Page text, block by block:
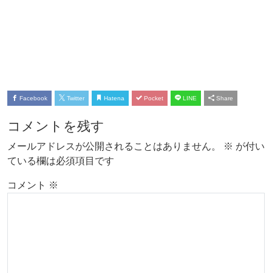
Facebook Twitter Hatena Pocket LINE Share
コメントを残す
メールアドレスが公開されることはありません。 ※ が付い
ている欄は必須項目です
コメント ※